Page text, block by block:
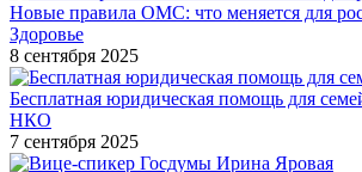
Новые правила ОМС: что меняется для
Здоровье
8 сентября 2025
Бесплатная юридическая помощь для
НКО
7 сентября 2025